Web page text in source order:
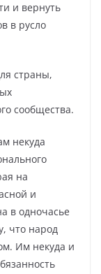
и вернуть
в русло
страны,
сообщества.
некуда
на
и
в одночасье
что народ
Им некуда и